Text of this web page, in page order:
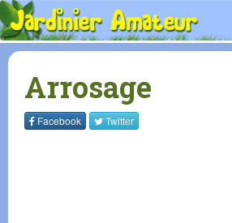
Arrosage
Facebook Twitter